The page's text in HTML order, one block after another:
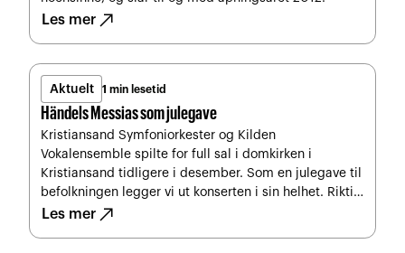
Les mer north_east
Aktuelt 1 min lesetid
Händels Messias som julegave
Kristiansand Symfoniorkester og Kilden
Vokalensemble spilte for full sal i domkirken i
Kristiansand tidligere i desember. Som en julegave til
befolkningen legger vi ut konserten i sin helhet. Riktig
god jul fra alle oss i Kilden teater og konserthus.
Les mer north_east